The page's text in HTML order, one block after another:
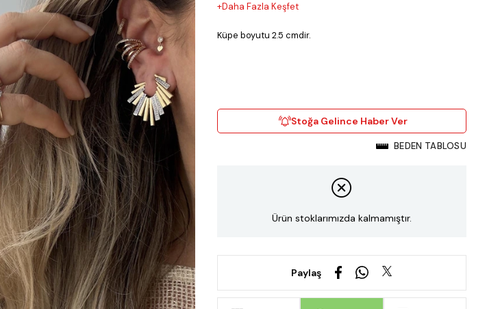
+Daha Fazla Keşfet
Küpe boyutu 2.5 cmdir.
Stoğa Gelince Haber Ver
BEDEN TABLOSU
Ürün stoklarımızda kalmamıştır.
Paylaş